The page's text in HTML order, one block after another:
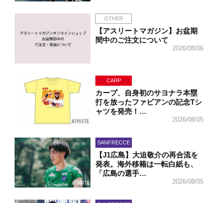
OTHER
【アスリートマガジン】お盆期
間中のご注文について
2026/08/06
CARP
カープ、自身初のサヨナラ本塁
打を放ったファビアンの記念Tシ
ャツを発売！…
2026/08/05
SANFRECCE
【J1広島】大迫敬介の再合流を
発表。海外移籍は一転白紙も、
「広島の選手…
2026/08/05